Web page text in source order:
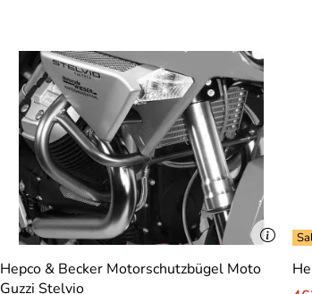
Hepco & Becker Motorschutzbügel Moto
Guzzi Stelvio